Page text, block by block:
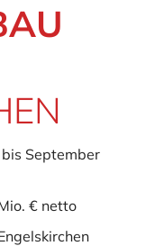
September
€ netto